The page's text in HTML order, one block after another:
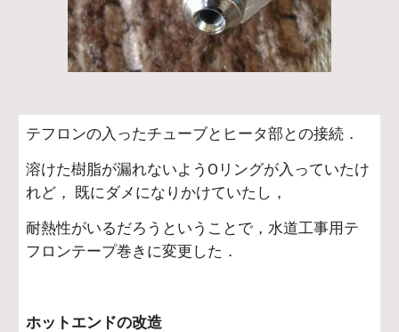
テフロンの入ったチューブとヒータ部との接続．
溶けた樹脂が漏れないようOリングが入っていたけ
れど， 既にダメになりかけていたし，
耐熱性がいるだろうということで，水道工事用テ
フロンテープ巻きに変更した．
ホットエンドの改造